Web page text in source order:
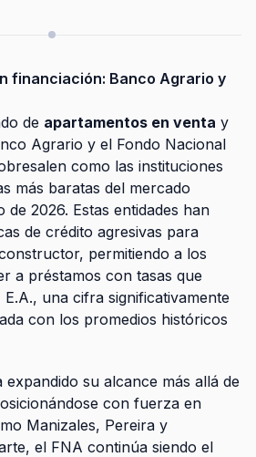
financiación: Banco Agrario y
de apartamentos en venta y
Agrario y el Fondo Nacional
como las instituciones
más baratas del mercado
2026. Estas entidades han
de crédito agresivas para
permitiendo a los
a préstamos con tasas que
E.A., una cifra significativamente
con los promedios históricos
su alcance más allá de
con fuerza en
Manizales, Pereira y
el FNA continúa siendo el